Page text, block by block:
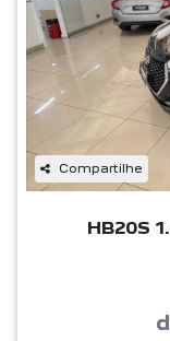
Compartilhe
HB20S